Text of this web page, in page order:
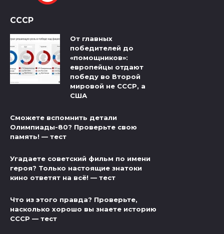
СССР
От главных
победителей до
«помощников»:
европейцы отдают
победу во Второй
мировой не СССР, а
США
Сможете вспомнить детали
Олимпиады-80? Проверьте свою
память! — тест
Угадаете советский фильм по имени
героя? Только настоящие знатоки
кино ответят на всё! — тест
Что из этого правда? Проверьте,
насколько хорошо вы знаете историю
СССР — тест